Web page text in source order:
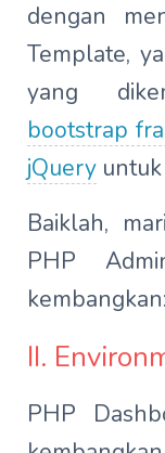
dengan
Template,
yang
bootstrap
jQuery
Baiklah,
PHP
kembangkan:
II.
PHP